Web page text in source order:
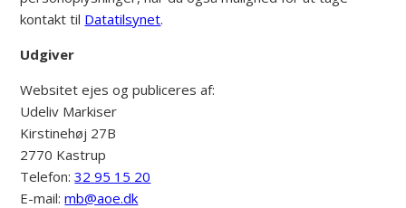
kontakt til Datatilsynet.
Udgiver
Websitet ejes og publiceres af:
Udeliv Markiser
Kirstinehøj 27B
2770 Kastrup
Telefon:32 95 15 20
E-mail:mb@aoe.dk